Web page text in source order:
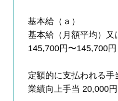
基本給（ａ）
基本給（月額平均）又
145,700円〜145,700円
定額的に支払われる手
業績向上手当 20,000